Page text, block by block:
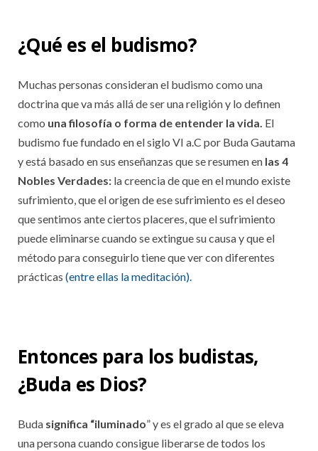
¿Qué es el budismo?
Muchas personas consideran el budismo como una
doctrina que va más allá de ser una religión y lo definen
como una filosofía o forma de entender la vida. El
budismo fue fundado en el siglo VI a.C por Buda Gautama
y está basado en sus enseñanzas que se resumen en las 4
Nobles Verdades: la creencia de que en el mundo existe
sufrimiento, que el origen de ese sufrimiento es el deseo
que sentimos ante ciertos placeres, que el sufrimiento
puede eliminarse cuando se extingue su causa y que el
método para conseguirlo tiene que ver con diferentes
prácticas (entre ellas la meditación).
Entonces para los budistas,
¿Buda es Dios?
Buda significa “iluminado” y es el grado al que se eleva
una persona cuando consigue liberarse de todos los